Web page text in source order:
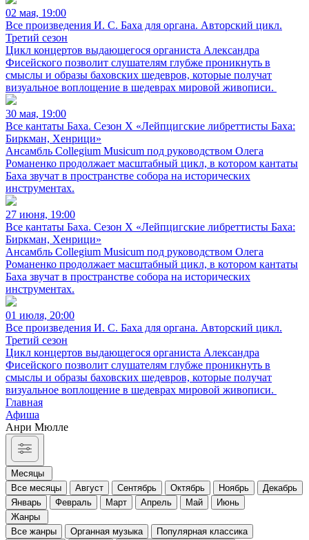
02 мая, 19:00
Все произведения И. С. Баха для органа. Авторский цикл.
Третий сезон
Цикл концертов выдающегося органиста Александра
Фисейского позволит слушателям глубже проникнуть в
смыслы и образы баховских шедевров, которые получат
визуальное воплощение в шедеврах мировой живописи.
30 мая, 19:00
Все кантаты Баха. Сезон X «Лейпцигские либреттисты Баха:
Биркман, Хенрици»
Ансамбль Collegium Musicum под руководством Олега
Романенко продолжает масштабный цикл, в котором кантаты
Баха звучат в пространстве собора на исторических
инструментах.
27 июня, 19:00
Все кантаты Баха. Сезон X «Лейпцигские либреттисты Баха:
Биркман, Хенрици»
Ансамбль Collegium Musicum под руководством Олега
Романенко продолжает масштабный цикл, в котором кантаты
Баха звучат в пространстве собора на исторических
инструментах.
01 июля, 20:00
Все произведения И. С. Баха для органа. Авторский цикл.
Третий сезон
Цикл концертов выдающегося органиста Александра
Фисейского позволит слушателям глубже проникнуть в
смыслы и образы баховских шедевров, которые получат
визуальное воплощение в шедеврах мировой живописи.
Главная
Афиша
Анри Мюлле
Месяцы
Все месяцы
Август Сентябрь Октябрь Ноябрь
Декабрь
Январь
Февраль Март Апрель Май
Июнь
Жанры
Все жанры
Органная музыка Популярная классика